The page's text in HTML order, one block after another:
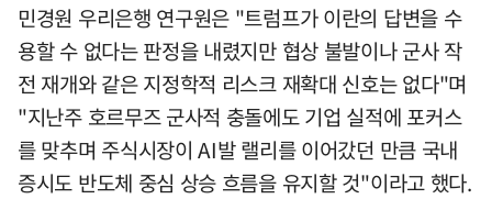
민경원 우리은행 연구원은 "트럼프가 이란의 답변을 수
용할 수 없다는 판정을 내렸지만 협상 불발이나 군사 작
전 재개와 같은 지정학적 리스크 재확대 신호는 없다"며
"지난주 호르무즈 군사적 충돌에도 기업 실적에 포커스
를 맞추며 주식시장이 AI발 랠리를 이어갔던 만큼 국내
증시도 반도체 중심 상승 흐름을 유지할 것"이라고 했다.